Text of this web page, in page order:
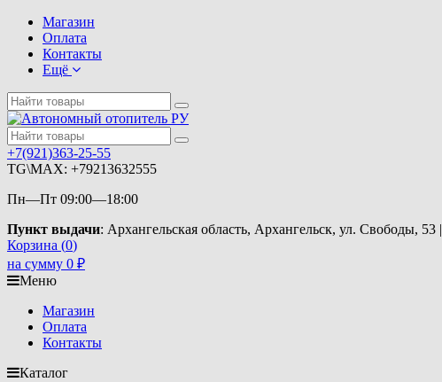
Магазин
Оплата
Контакты
Ещё
+7(921)363-25-55
TG\MAX: +79213632555
Пн—Пт 09:00—18:00
Пункт выдачи: Архангельская область, Архангельск, ул. Свободы, 53 |
Корзина (0)
на сумму 0 ₽
Меню
Магазин
Оплата
Контакты
Каталог